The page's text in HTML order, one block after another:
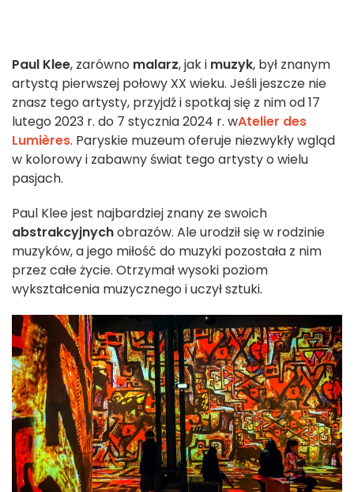
Paul Klee, zarówno malarz, jak i muzyk, był znanym
artystą pierwszej połowy XX wieku. Jeśli jeszcze nie
znasz tego artysty, przyjdź i spotkaj się z nim od 17
lutego 2023 r. do 7 stycznia 2024 r. wAtelier des
Lumières. Paryskie muzeum oferuje niezwykły wgląd
w kolorowy i zabawny świat tego artysty o wielu
pasjach.
Paul Klee jest najbardziej znany ze swoich
abstrakcyjnychobrazów. Ale urodził się w rodzinie
muzyków, a jego miłość do muzyki pozostała z nim
przez całe życie. Otrzymał wysoki poziom
wykształcenia muzycznego i uczył sztuki.